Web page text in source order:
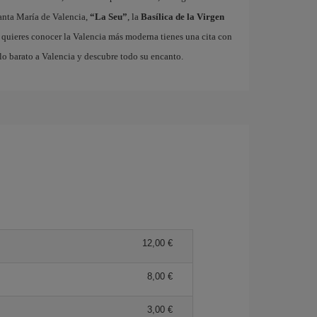
María de Valencia, “La Seu”, la Basílica de la Virgen
conocer la Valencia más moderna tienes una cita con
barato a Valencia y descubre todo su encanto.
12,00 €
8,00 €
3,00 €